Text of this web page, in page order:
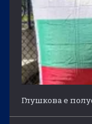
Глушкова е